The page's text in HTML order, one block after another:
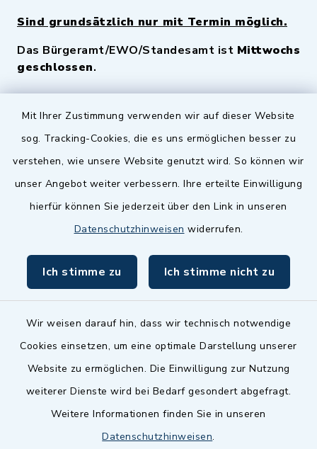
Mit Ihrer Zustimmung verwenden wir auf dieser Website
sog. Tracking-Cookies, die es uns ermöglichen besser zu
verstehen, wie unsere Website genutzt wird. So können wir
unser Angebot weiter verbessern. Ihre erteilte Einwilligung
hierfür können Sie jederzeit über den Link in unseren
Datenschutzhinweisen widerrufen.
Ich stimme zu Ich stimme nicht zu
Wir weisen darauf hin, dass wir technisch notwendige
Cookies einsetzen, um eine optimale Darstellung unserer
Website zu ermöglichen. Die Einwilligung zur Nutzung
weiterer Dienste wird bei Bedarf gesondert abgefragt.
Weitere Informationen finden Sie in unseren
Datenschutzhinweisen.
Sind grundsätzlich nur mit Termin möglich.
Das Bürgeramt/EWO/Standesamt ist Mittwochs
geschlossen.
Quicklinks
Zenngrund Allianz
Dillenberggruppe
inixmedia GmbH
Barrierefreiheit